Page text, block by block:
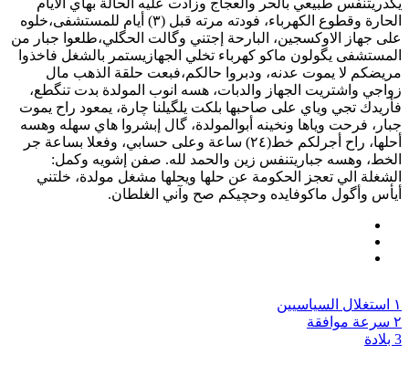
الحارة وقطوع الكهرباء، فودته مرته قبل (٣) أيام للمستشفى،خلوه
على جهاز الاوكسجين، البارحة إجتني وگالت الحگلي،طلعوا جبار من
المستشفى يگولون ماكو كهرباء تخلي الجهازيستمر بالشغل فاخذوا
مريضكم لا يموت عدنه، ودبروا حالكم،فبعت حلقة الذهب مال
زواجي واشتريت الجهاز والدبات، هسه انوب المولدة بدت تنگطع،
فأريدك تجي وياي على صاحبها بلكت يلگيلنا چارة، يمعود راح يموت
جبار، فرحت وياها ونخينه أبوالمولدة، گال إبشروا هاي سهله وهسه
أحلها، راح أجرلكم خط(٢٤) ساعة وعلى حسابي، وفعلا بساعة جر
الخط، وهسه جباريتنفس زين والحمد لله. صفن إشويه وكمل:
الشغلة الي تعجز الحكومة عن حلها ويحلها مشغل مولدة، خلتني
أيأس وأگول ماكوفايده وحچيكم صح وآني الغلطان.
١ استغلال السياسيين
٢ سرعة موافقة
3 بلادة